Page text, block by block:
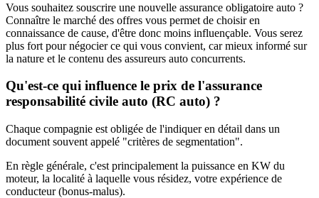
Vous souhaitez souscrire une nouvelle assurance obligatoire auto ?
Connaître le marché des offres vous permet de choisir en
connaissance de cause, d'être donc moins influençable. Vous serez
plus fort pour négocier ce qui vous convient, car mieux informé sur
la nature et le contenu des assureurs auto concurrents.
Qu'est-ce qui influence le prix de l'assurance
responsabilité civile auto (RC auto) ?
Chaque compagnie est obligée de l'indiquer en détail dans un
document souvent appelé "critères de segmentation".
En règle générale, c'est principalement la puissance en KW du
moteur, la localité à laquelle vous résidez, votre expérience de
conducteur (bonus-malus).